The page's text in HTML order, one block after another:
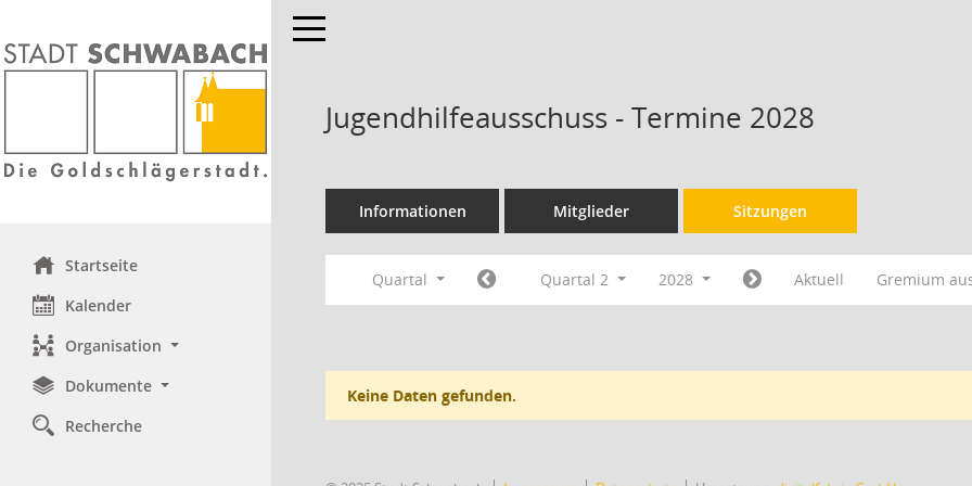
Startseite
Kalender
Organisation
Dokumente
Recherche
Toggle navigation
Jugendhilfeausschuss - Termine 2028
Informationen Mitglieder Sitzungen
Quartal Quartal 2 2028 Aktuell Gremium
Keine Daten gefunden.